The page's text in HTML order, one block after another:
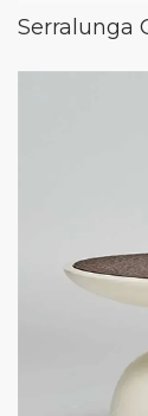
Serralunga